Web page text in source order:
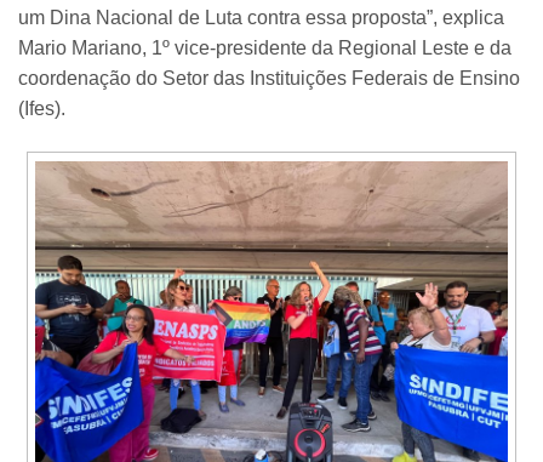
um Dina Nacional de Luta contra essa proposta”, explica
Mario Mariano, 1º vice-presidente da Regional Leste e da
coordenação do Setor das Instituições Federais de Ensino
(Ifes).